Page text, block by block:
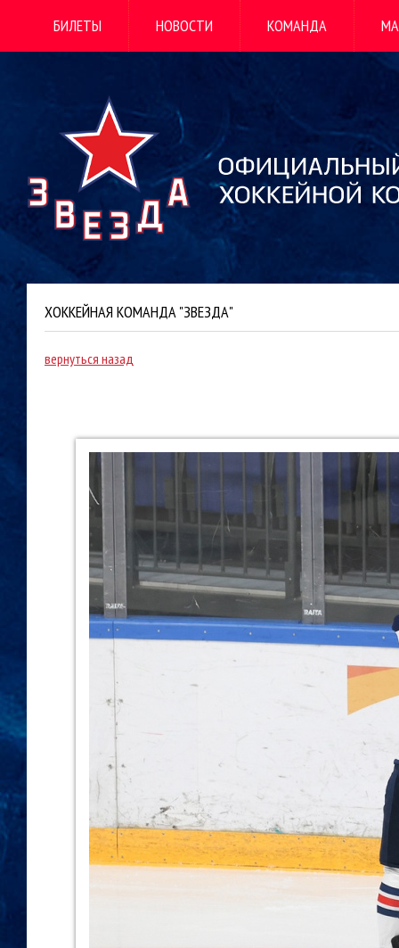
БИЛЕТЫ НОВОСТИ КОМАНДА
ХОККЕЙНАЯ КОМАНДА "ЗВЕЗДА"
вернуться назад